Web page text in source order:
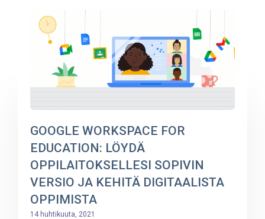
GOOGLE WORKSPACE FOR
EDUCATION: LÖYDÄ
OPPILAITOKSELLESI SOPIVIN
VERSIO JA KEHITÄ DIGITAALISTA
OPPIMISTA
14 huhtikuuta, 2021